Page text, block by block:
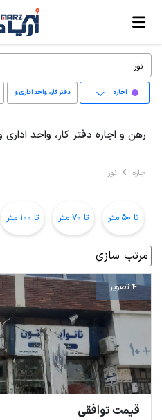
اجاره دفتر کار، واحد اداری و
مطب پزشکی
رهن و اجاره دفتر کار، واحد
اجاره نور
تا 50 متر تا 70 متر تا 100 متر
4 تصویر
قیمت توافقی